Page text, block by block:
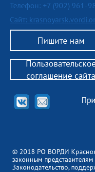
Телефон: +7 (902) 961-
Сайт:
Пишите нам
© 2018 РО ВОРДИ
законным
Законодательство,
соглашение сайта